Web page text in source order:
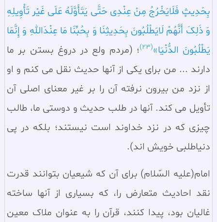
بِحَدِیثٍ فَلَایَخْرُجُ مِنْ عِنْدِی حَتَّی یَتَأَوَّلَهُ عَلَی غَیْر‍ تَأْوِیلِهِ
وَ ذَلِکَ أَنَّهُمْ لَایَطْلُبُونَ بِحَدِیثِنَا وَ بِحُبِّنَا مَا عِنْدَاللهِ وَ إِنَّمَا
یَطْلُبُونَ الدُّنْیَا»(23)
؛ (مردم ولع در دروغ بستن بر ما
دارند ... من برای یکی از آنها حدیث نقل می‌ کنم و او
از نزد من بیرون نرفته آن را بر غیر معنای اصلی آن
تأویل می‌ کند. آنها در طلب حدیث و دوستی ما، طالب
چیزی که در نزد خداوند است نیستند؛ بلکه در پی
دنیاطلبی خویش‌ اند).
امام(علیه السّلام) برای آن که شیعیان بتوانند قدرت
نقد احادیث متعارض را، که بسیاری از آنها ساخته
غالیان بود، پیدا کنند، قرآن را به عنوان ملاک معین